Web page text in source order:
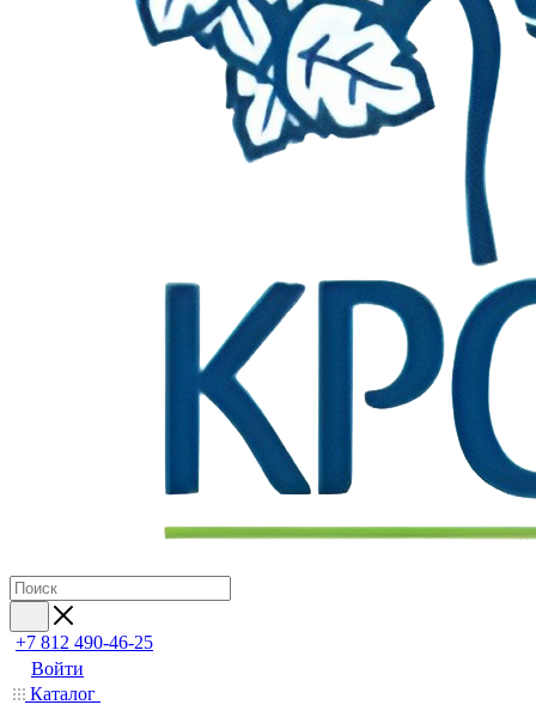
+7 812 490-46-25
Войти
Каталог